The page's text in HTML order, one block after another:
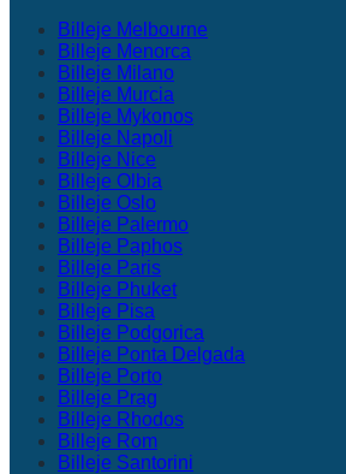
Billeje Melbourne
Billeje Menorca
Billeje Milano
Billeje Murcia
Billeje Mykonos
Billeje Napoli
Billeje Nice
Billeje Olbia
Billeje Oslo
Billeje Palermo
Billeje Paphos
Billeje Paris
Billeje Phuket
Billeje Pisa
Billeje Podgorica
Billeje Ponta Delgada
Billeje Porto
Billeje Prag
Billeje Rhodos
Billeje Rom
Billeje Santorini